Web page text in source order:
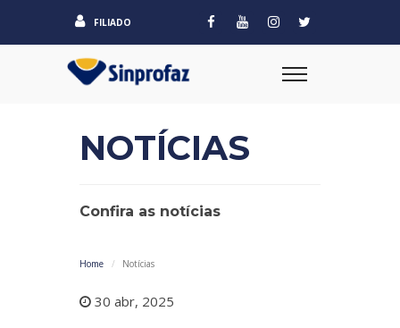
FILIADO
NOTÍCIAS
Confira as notícias
Home Notícias
30 abr, 2025